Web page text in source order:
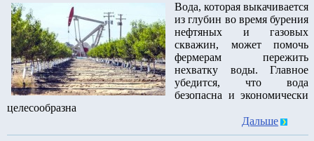
Вода, которая выкачивается
из глубин во время бурения
нефтяных и газовых
скважин, может помочь
фермерам пережить
нехватку воды. Главное
убедится, что вода
безопасна и экономически
целесообразна
Дальше